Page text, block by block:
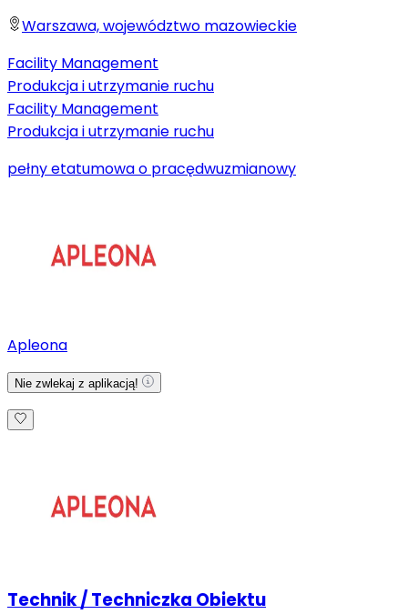
Warszawa, województwo mazowieckie
Facility Management
Produkcja i utrzymanie ruchu
Facility Management
Produkcja i utrzymanie ruchu
pełny etatumowa o pracędwuzmianowy
Apleona
Nie zwlekaj z aplikacją!
Technik / Techniczka Obiektu